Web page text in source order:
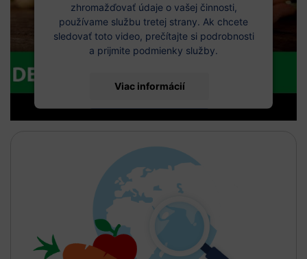
zhromažďovať údaje o vašej činnosti,
používame službu tretej strany. Ak chcete
sledovať toto video, prečítajte si podrobnosti
a prijmite podmienky služby.
Viac informácií
Prijať